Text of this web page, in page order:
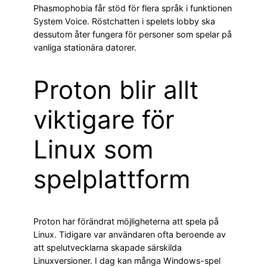
Phasmophobia får stöd för flera språk i funktionen
System Voice. Röstchatten i spelets lobby ska
dessutom åter fungera för personer som spelar på
vanliga stationära datorer.
Proton blir allt
viktigare för
Linux som
spelplattform
Proton har förändrat möjligheterna att spela på
Linux. Tidigare var användaren ofta beroende av
att spelutvecklarna skapade särskilda
Linuxversioner. I dag kan många Windows-spel